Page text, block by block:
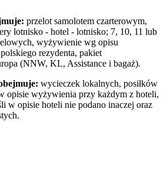
przelot samolotem czarterowym,
lotnisko - hotel - lotnisko; 7, 10, 11 lub
wyżywienie wg opisu
rezydenta, pakiet
(NNW, KL, Assistance i bagaż).
wycieczek lokalnych, posiłków
opisie wyżywienia przy każdym z hoteli,
w opisie hoteli nie podano inaczej oraz